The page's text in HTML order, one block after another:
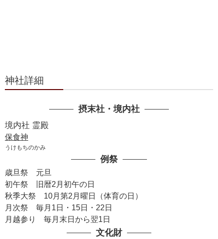
神社詳細
摂末社・境内社
境内社 霊殿
保食神
うけもちのかみ
例祭
歳旦祭 元旦
初午祭 旧暦2月初午の日
秋季大祭 10月第2月曜日（体育の日）
月次祭 毎月1日・15日・22日
月越参り 毎月末日から翌1日
文化財